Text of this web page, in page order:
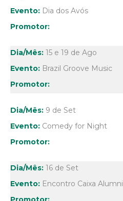
Dia dos Avós
15 e 19 de Ago
Brazil Groove Music
9 de Set
Comedy for Night
16 de Set
Encontro Caixa Alumni